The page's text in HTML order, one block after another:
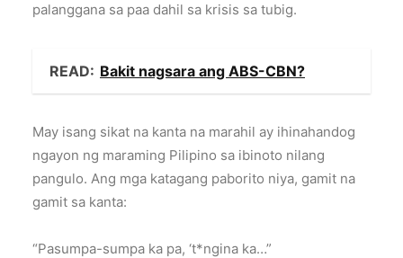
palanggana sa paa dahil sa krisis sa tubig.
READ: Bakit nagsara ang ABS-CBN?
May isang sikat na kanta na marahil ay ihinahandog
ngayon ng maraming Pilipino sa ibinoto nilang
pangulo. Ang mga katagang paborito niya, gamit na
gamit sa kanta:
“Pasumpa-sumpa ka pa, ‘t*ngina ka…”